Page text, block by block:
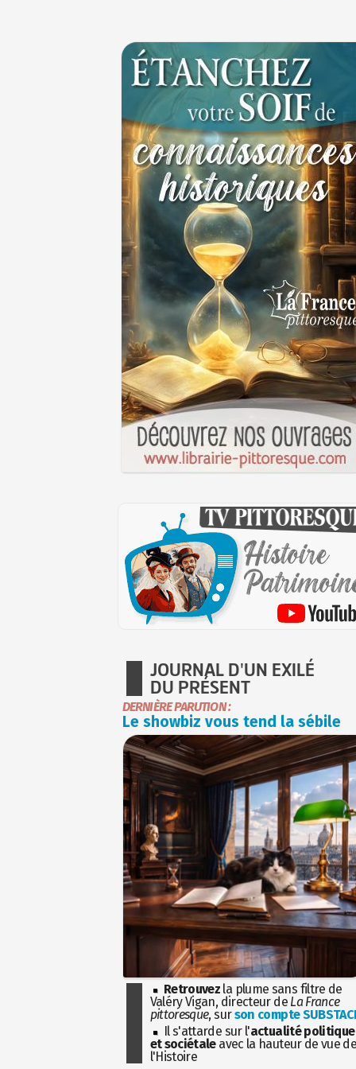
JOURNAL D'UN EXILÉ
DU PRÉSENT
DERNIÈRE PARUTION :
Le showbiz vous tend la sébile
Retrouvez la plume sans filtre de
Valéry Vigan, directeur de La France
pittoresque, surson compte
Il s'attarde sur l'actualité politique
et sociétaleavec la hauteur de vue
l'Histoire
1ER JUILLET